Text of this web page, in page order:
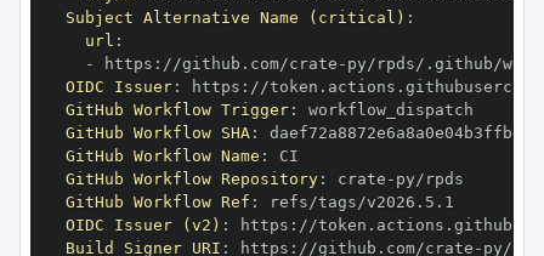
Subject Alternative Name (critical) :
url :
-
https : //github.com/crate -
OIDC Issuer: https :
GitHub Workflow Trigger:
GitHub Workflow SHA:
GitHub Workflow Name :
GitHub Workflow Repository: crate -
GitHub Workflow Ref :
OIDC Issuer (v2) : https :
Build Signer URI : https : //github.com/crate -